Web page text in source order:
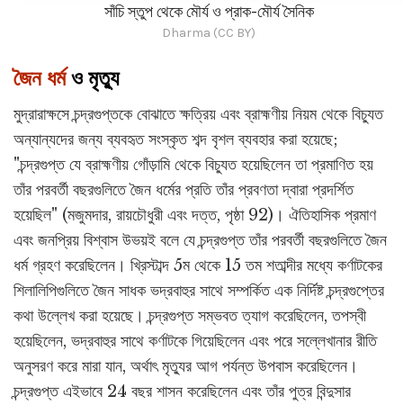
সাঁচি স্তুপ থেকে মৌর্য ও প্রাক-মৌর্য সৈনিক
Dharma (CC BY)
জৈন ধর্মও মৃত্যু
মুদ্রারাক্ষসে চন্দ্রগুপ্তকে বোঝাতে ক্ষত্রিয় এবং ব্রাহ্মণীয় নিয়ম থেকে বিচ্যুত
অন্যান্যদের জন্য ব্যবহৃত সংস্কৃত শব্দ বৃশল ব্যবহার করা হয়েছে;
"চন্দ্রগুপ্ত যে ব্রাহ্মণীয় গোঁড়ামি থেকে বিচ্যুত হয়েছিলেন তা প্রমাণিত হয়
তাঁর পরবর্তী বছরগুলিতে জৈন ধর্মের প্রতি তাঁর প্রবণতা দ্বারা প্রদর্শিত
হয়েছিল" (মজুমদার, রায়চৌধুরী এবং দত্ত, পৃষ্ঠা 92)। ঐতিহাসিক প্রমাণ
এবং জনপ্রিয় বিশ্বাস উভয়ই বলে যে চন্দ্রগুপ্ত তাঁর পরবর্তী বছরগুলিতে জৈন
ধর্ম গ্রহণ করেছিলেন। খ্রিস্টাব্দ 5ম থেকে 15 তম শতাব্দীর মধ্যে কর্ণাটকের
শিলালিপিগুলিতে জৈন সাধক ভদ্রবাহুর সাথে সম্পর্কিত এক নির্দিষ্ট চন্দ্রগুপ্তের
কথা উল্লেখ করা হয়েছে। চন্দ্রগুপ্ত সম্ভবত ত্যাগ করেছিলেন, তপস্বী
হয়েছিলেন, ভদ্রবাহুর সাথে কর্ণাটকে গিয়েছিলেন এবং পরে সল্লেখানার রীতি
অনুসরণ করে মারা যান, অর্থাৎ মৃত্যুর আগ পর্যন্ত উপবাস করেছিলেন।
চন্দ্রগুপ্ত এইভাবে 24 বছর শাসন করেছিলেন এবং তাঁর পুত্র বিন্দুসার